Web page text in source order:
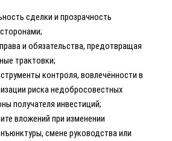
сделки и прозрачность
и обязательства, предотвращая
трактовки;
контроля, вовлечённости в
риска недобросовестных
получателя инвестиций;
вложений при изменении
смене руководства или